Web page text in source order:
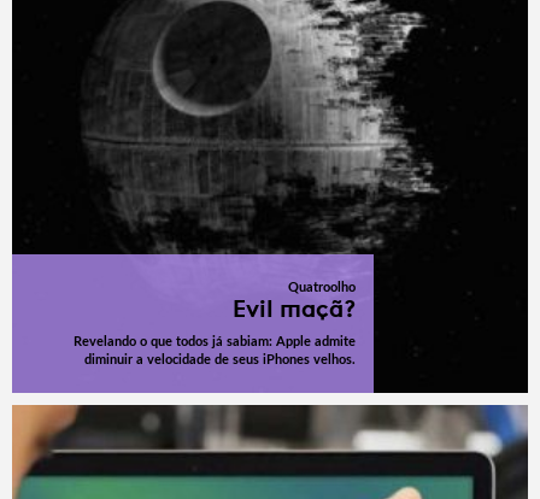
Quatroolho
Evil maçã?
Revelando o que todos já sabiam: Apple admite
diminuir a velocidade de seus iPhones velhos.